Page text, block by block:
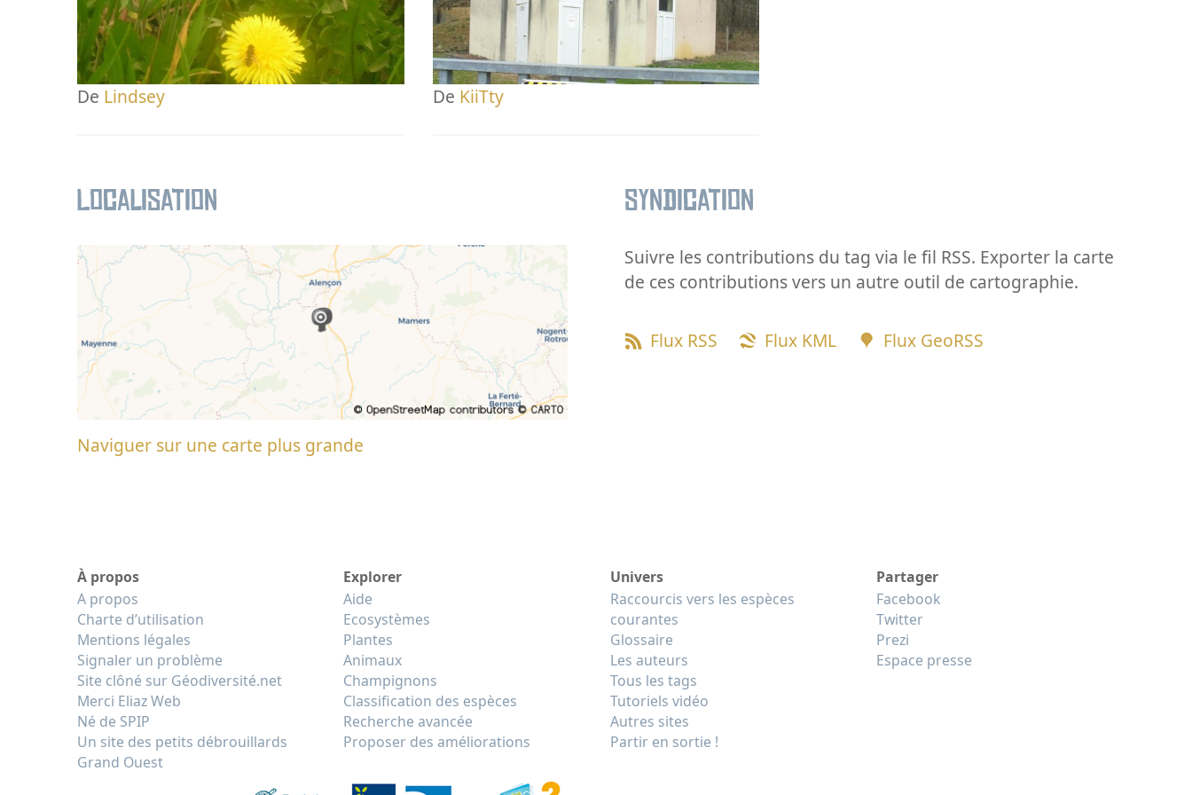
De Lindsey De KiiTty
Localisation
Naviguer sur une carte plus grande
Syndication
Suivre les contributions du tag via le fil RSS. Exporter la carte
de ces contributions vers un autre outil de cartographie.
Flux RSS Flux KML Flux GeoRSS
À propos
A propos
Charte d’utilisation
Mentions légales
Signaler un problème
Site clôné sur Géodiversité.net
Merci Eliaz Web
Né de SPIP
Un site des petits débrouillards
Grand Ouest
Explorer
Aide
Ecosystèmes
Plantes
Animaux
Champignons
Classification des espèces
Recherche avancée
Proposer des améliorations
Univers
Raccourcis vers les espèces
courantes
Glossaire
Les auteurs
Tous les tags
Tutoriels vidéo
Autres sites
Partir en sortie !
Partager
Facebook
Twitter
Prezi
Espace presse